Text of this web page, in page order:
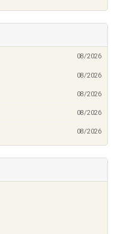
08/2026
08/2026
08/2026
08/2026
08/2026